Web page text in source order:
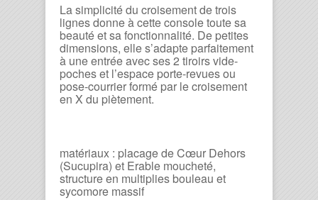
La simplicité du croisement de trois
lignes donne à cette console toute sa
beauté et sa fonctionnalité. De petites
dimensions, elle s’adapte parfaitement
à une entrée avec ses 2 tiroirs vide-
poches et l’espace porte-revues ou
pose-courrier formé par le croisement
en X du piètement.
matériaux : placage de Cœur Dehors
(Sucupira) et Erable moucheté,
structure en multiplies bouleau et
sycomore massif